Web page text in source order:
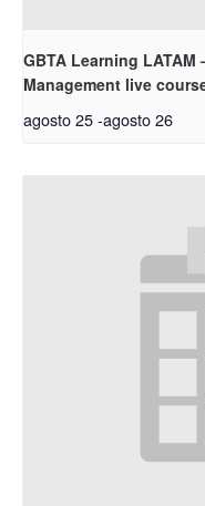
GBTA Learning
Management live
agosto 25-agosto 26